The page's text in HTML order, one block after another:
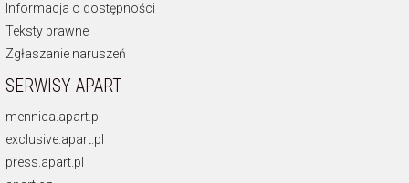
Informacja o dostępności
Teksty prawne
Zgłaszanie naruszeń
SERWISY APART
mennica.apart.pl
exclusive.apart.pl
press.apart.pl